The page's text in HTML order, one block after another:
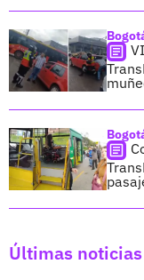
Últimas noticias